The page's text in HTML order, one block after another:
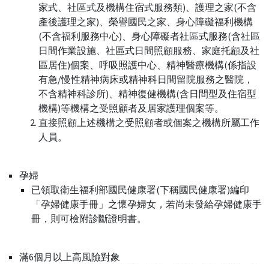
家式、社區式及機構住宿式服務類)、護理之家(不含
產後護理之家)、榮譽國民之家、身心障礙福利機構
(不含福利服務中心)、身心障礙者社區式服務(含社區
日間作業設施、社區式日間照顧服務、家庭托顧及社
區居住)個案、呼吸照護中心、精神醫療機構(係指設
有急/慢性精神病床或精神科日間留院服務之醫院，
不含精神科診所)、精神復健機構(含日間型及住宿型
機構)等機構之受照顧者及居家護理個案等。
直接照顧上述機構之受照顧者或個案之機構所屬工作
人員。
孕婦
已領取衛生福利部國民健康署(下稱國民健康署)編印
「孕婦健康手冊」之懷孕婦女，若尚未發給孕婦健康手
冊，則可檢附診斷證明書。
滿6個月以上高風險對象